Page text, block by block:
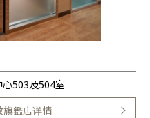
503及504室
旗鑑店详情